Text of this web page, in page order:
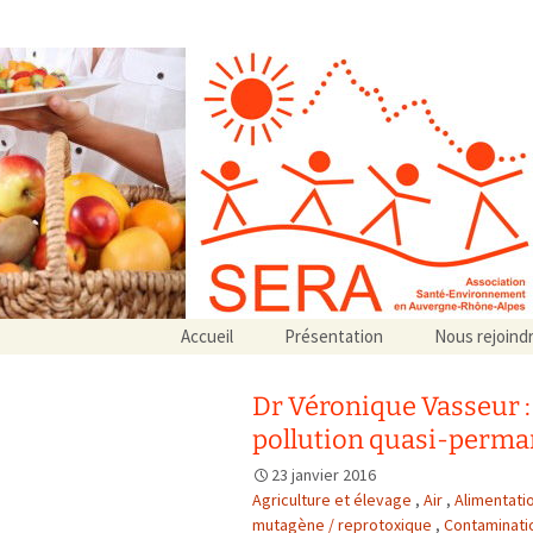
Aller
au
Accueil Présentation
Associations partenaires
Associations adhérentes
Nous
Dr Véronique Vasseur
pollution quasi-
23 janvier 2016
Agriculture et élevage , Air ,
mutagène / reprotoxique ,